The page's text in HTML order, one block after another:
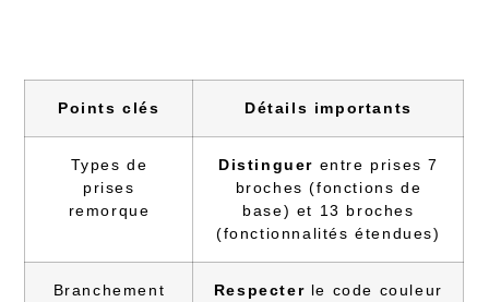
Points clés Détails importants
Types de
prises
remorque
Distinguer entre prises 7
broches (fonctions de
base) et 13 broches
(fonctionnalités étendues)
Branchement
Respecter le code couleur